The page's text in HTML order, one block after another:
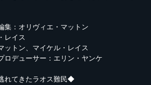
集：オリヴィエ・マットン
レイス
ットン、マイケル・レイス
ロデューサー：エリン・ヤンケ
れてきたラオス難民◆